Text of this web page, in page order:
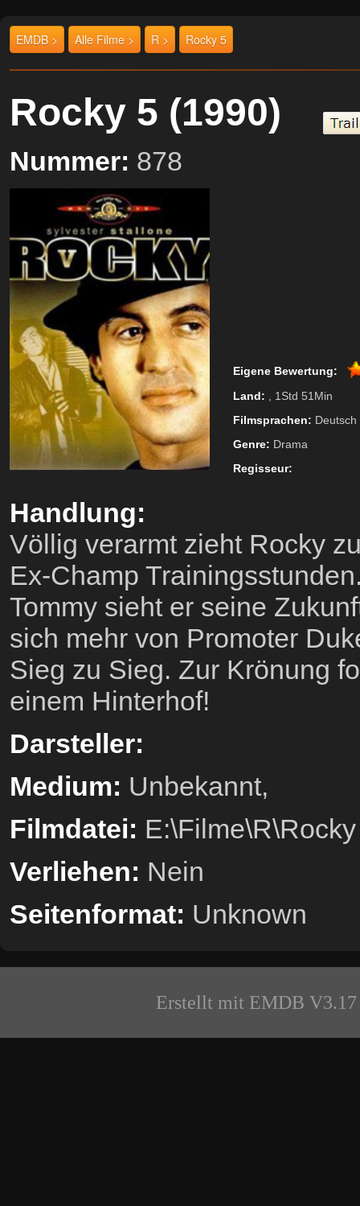
EMDB > Alle Filme > R > Rocky 5
Rocky 5 (1990)
Nummer: 878
Eigene Bewertung:
Land: , 1Std 51Min
Filmsprachen: Deutsch
Genre: Drama
Regisseur:
Handlung:
Völlig verarmt zieht Rocky
Ex-Champ
Tommy sieht er seine
sich mehr von Promoter
Sieg zu Sieg. Zur Krönung
einem Hinterhof!
Darsteller:
Medium: Unbekannt,
Filmdatei:
Verliehen: Nein
Seitenformat: Unknown
Erstellt mit EMDB V3.17